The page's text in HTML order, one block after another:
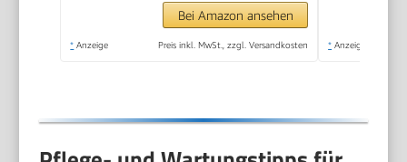
Bei Amazon ansehen
* Anzeige Preis inkl. MwSt., zzgl. Versandkosten * Anzeige